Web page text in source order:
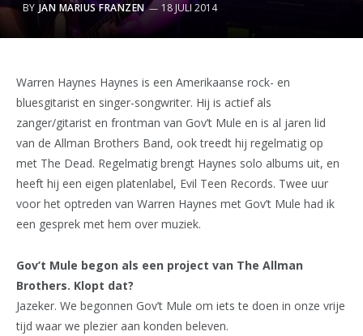
BY JAN MARIUS FRANZEN 18 JULI 2014
Warren Haynes Haynes is een Amerikaanse rock- en
bluesgitarist en singer-songwriter. Hij is actief als
zanger/gitarist en frontman van Gov’t Mule en is al jaren lid
van de Allman Brothers Band, ook treedt hij regelmatig op
met The Dead. Regelmatig brengt Haynes solo albums uit, en
heeft hij een eigen platenlabel, Evil Teen Records. Twee uur
voor het optreden van Warren Haynes met Gov’t Mule had ik
een gesprek met hem over muziek.
Gov’t Mule begon als een project van The Allman
Brothers. Klopt dat?
Jazeker. We begonnen Gov’t Mule om iets te doen in onze vrije
tijd waar we plezier aan konden beleven.